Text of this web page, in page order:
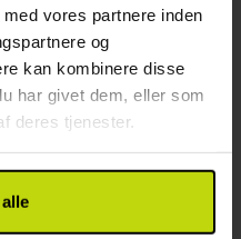
vores partnere inden
og
kan kombinere disse
har givet dem, eller som
deres tjenester.